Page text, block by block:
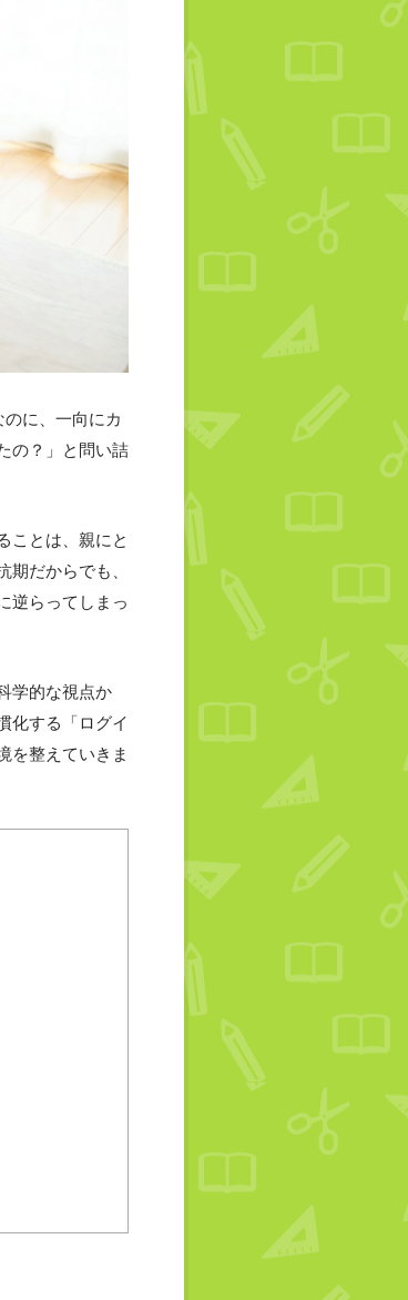
に、一向にカ
の？」と問い詰
ことは、親にと
だからでも、
逆らってしまっ
学的な視点か
化する「ログイ
を整えていきま